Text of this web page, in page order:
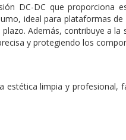
DC-DC que proporciona
ideal para plataformas
Además, contribuye a
y protegiendo los
estética limpia y